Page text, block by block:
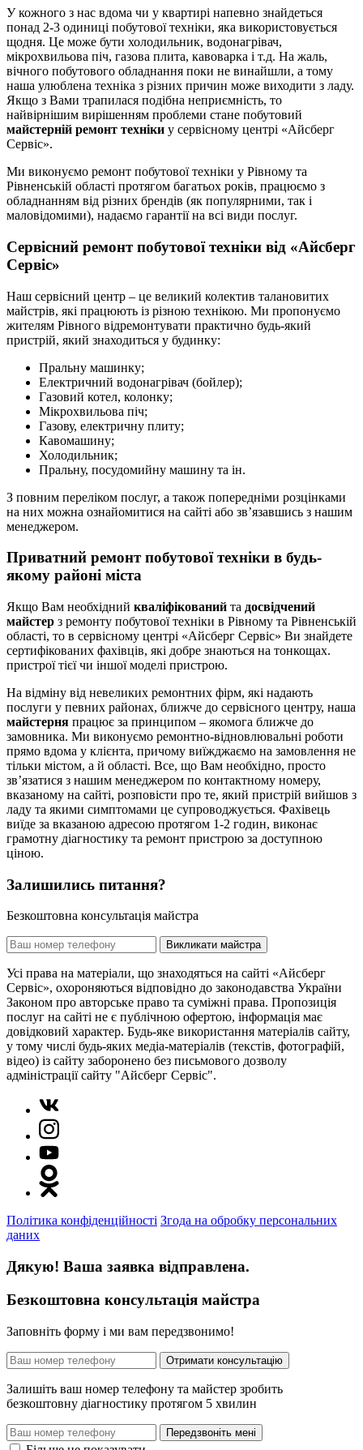
У кожного з нас вдома чи у квартирі напевно знайдеться
понад 2-3 одиниці побутової техніки, яка використовується
щодня. Це може бути холодильник, водонагрівач,
мікрохвильова піч, газова плита, кавоварка і т.д. На жаль,
вічного побутового обладнання поки не винайшли, а тому
наша улюблена техніка з різних причин може виходити з ладу.
Якщо з Вами трапилася подібна неприємність, то
найвірнішим вирішенням проблеми стане побутовий
майстерній ремонт техніки у сервісному центрі «Айсберг
Сервіс».
Ми виконуємо ремонт побутової техніки у Рівному та
Рівненській області протягом багатьох років, працюємо з
обладнанням від різних брендів (як популярними, так і
маловідомими), надаємо гарантії на всі види послуг.
Сервісний ремонт побутової техніки від «Айсберг
Сервіс»
Наш сервісний центр – це великий колектив талановитих
майстрів, які працюють із різною технікою. Ми пропонуємо
жителям Рівного відремонтувати практично будь-який
пристрій, який знаходиться у будинку:
Пральну машинку;
Електричний водонагрівач (бойлер);
Газовий котел, колонку;
Мікрохвильова піч;
Газову, електричну плиту;
Кавомашину;
Холодильник;
Пральну, посудомийну машину та ін.
З повним переліком послуг, а також попередніми розцінками
на них можна ознайомитися на сайті або зв’язавшись з нашим
менеджером.
Приватний ремонт побутової техніки в будь-
якому районі міста
Якщо Вам необхідний кваліфікований та досвідчений
майстер з ремонту побутової техніки в Рівному та Рівненській
області, то в сервісному центрі «Айсберг Сервіс» Ви знайдете
сертифікованих фахівців, які добре знаються на тонкощах.
пристрої тієї чи іншої моделі пристрою.
На відміну від невеликих ремонтних фірм, які надають
послуги у певних районах, ближче до сервісного центру, наша
майстерня працює за принципом – якомога ближче до
замовника. Ми виконуємо ремонтно-відновлювальні роботи
прямо вдома у клієнта, причому виїжджаємо на замовлення не
тільки містом, а й області. Все, що Вам необхідно, просто
зв’язатися з нашим менеджером по контактному номеру,
вказаному на сайті, розповісти про те, який пристрій вийшов з
ладу та якими симптомами це супроводжується. Фахівець
виїде за вказаною адресою протягом 1-2 годин, виконає
грамотну діагностику та ремонт пристрою за доступною
ціною.
Залишились питання?
Безкоштовна консультація майстра
Викликати майстра
Усі права на матеріали, що знаходяться на сайті «Айсберг
Сервіс», охороняються відповідно до законодавства України
Законом про авторське право та суміжні права. Пропозиція
послуг на сайті не є публічною офертою, інформація має
довідковий характер. Будь-яке використання матеріалів сайту,
у тому числі будь-яких медіа-матеріалів (текстів, фотографій,
відео) із сайту заборонено без письмового дозволу
адміністрації сайту "Айсберг Сервіс".
Політика конфіденційності Згода на обробку персональних
даних
Дякую! Ваша заявка відправлена.
Безкоштовна консультація майстра
Заповніть форму і ми вам передзвонимо!
Отримати консультацію
Залишіть ваш номер телефону та майстер зробить
безкоштовну діагностику протягом 5 хвилин
Передзвоніть мені